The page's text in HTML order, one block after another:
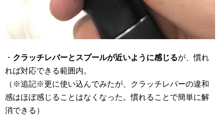
・ クラッチレバーとスプールが近いように感じるが、慣れ
れば対応できる範囲内。
（※追記※更に使い込んでみたが、クラッチレバーの違和
感はほぼ感じることはなくなった。慣れることで簡単に解
消できる）